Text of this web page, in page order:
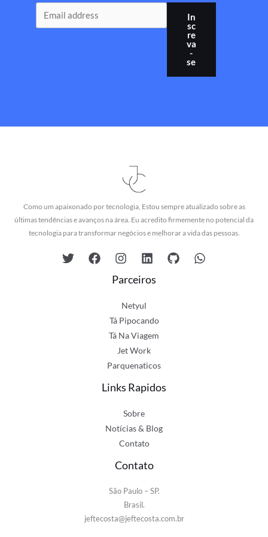
In
sc
re
va
-
se
Como um apaixonado por tecnologia, Estou sempre atualizado sobre as
últimas tendências e avanços na área. Eu acredito firmemente no potencial da
tecnologia para transformar negócios e melhorar a vida das pessoas.
Parceiros
Netyul
Tá Pipocando
Tá Na Viagem
Jet Work
Parquenaticos
Links Rapidos
Sobre
Notícias & Blog
Contato
Contato
São Paulo – SP.
Brasil.
jeftecosta@jeftecosta.com.br